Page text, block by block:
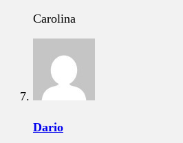
Carolina
Dario